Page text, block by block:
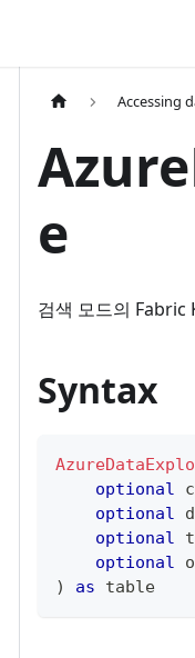
Accessing
e
검색 모드의 Fabric
Syntax
optional
optional
optional
optional
)
as table